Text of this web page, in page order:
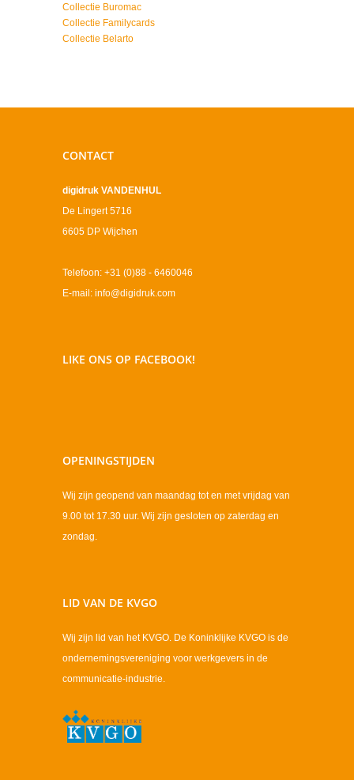
Collectie Buromac
Collectie Familycards
Collectie Belarto
CONTACT
digidruk VANDENHUL
De Lingert 5716
6605 DP Wijchen
Telefoon: +31 (0)88 - 6460046
E-mail: info@digidruk.com
LIKE ONS OP FACEBOOK!
OPENINGSTIJDEN
Wij zijn geopend van maandag tot en met vrijdag van
9.00 tot 17.30 uur. Wij zijn gesloten op zaterdag en
zondag.
LID VAN DE KVGO
Wij zijn lid van het KVGO. De Koninklijke KVGO is de
ondernemingsvereniging voor werkgevers in de
communicatie-industrie.